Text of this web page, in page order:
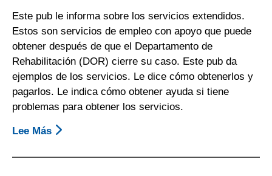
Rehabilitación
(DOR,
Por
Sus
Siglas
En
Inglés):
Hoja
Informativa
Este pub le informa sobre los servicios extendidos.
Estos son servicios de empleo con apoyo que puede
obtener después de que el Departamento de
Rehabilitación (DOR) cierre su caso. Este pub da
ejemplos de los servicios. Le dice cómo obtenerlos y
pagarlos. Le indica cómo obtener ayuda si tiene
problemas para obtener los servicios.
Lee Más Sobre
Con